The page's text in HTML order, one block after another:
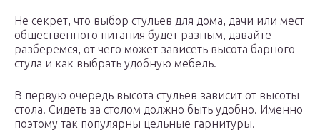
Не секрет, что выбор стульев для дома, дачи или мест
общественного питания будет разным, давайте
разберемся, от чего может зависеть высота барного
стула и как выбрать удобную мебель.
В первую очередь высота стульев зависит от высоты
стола. Сидеть за столом должно быть удобно. Именно
поэтому так популярны цельные гарнитуры.